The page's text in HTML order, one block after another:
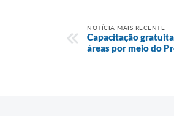
NOTÍCIA MAIS RECENTE
Capacitação
áreas por meio do